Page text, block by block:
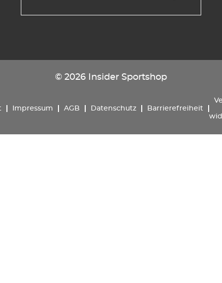
© 2026 Insider Sportshop
Impressum AGB Datenschutz Barrierefreiheit